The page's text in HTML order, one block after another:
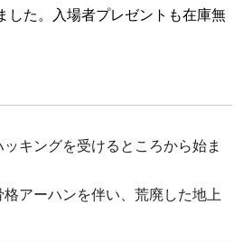
した。入場者プレゼントも在庫無
キングを受けるところから始ま
アーハンを伴い、荒廃した地上